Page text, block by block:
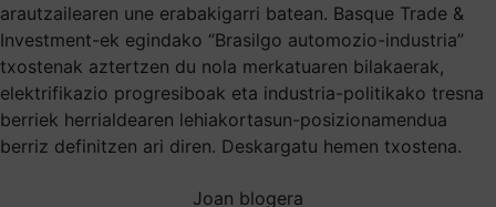
arautzailearen une erabakigarri batean. Basque Trade &
Investment-ek egindako “Brasilgo automozio-industria”
txostenak aztertzen du nola merkatuaren bilakaerak,
elektrifikazio progresiboak eta industria-politikako tresna
berriek herrialdearen lehiakortasun-posizionamendua
berriz definitzen ari diren. Deskargatu hemen txostena.
Joan blogera